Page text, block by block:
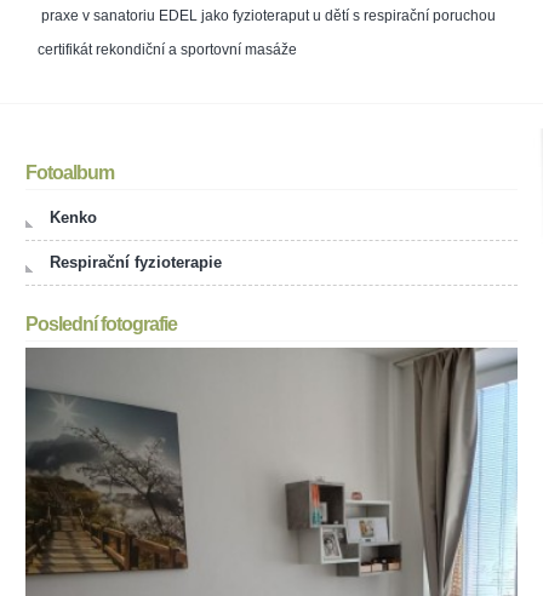
praxe v sanatoriu EDEL jako fyzioteraput u dětí s respirační poruchou
certifikát rekondiční a sportovní masáže
Fotoalbum
Kenko
Respirační fyzioterapie
Poslední fotografie